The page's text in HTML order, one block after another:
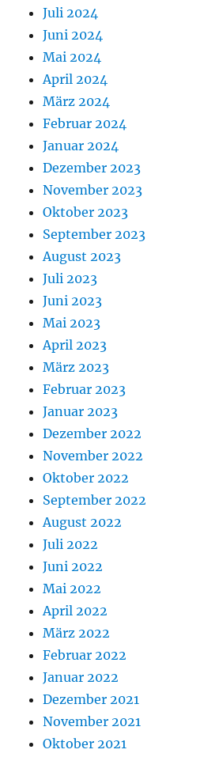
Juli 2024
Juni 2024
Mai 2024
April 2024
März 2024
Februar 2024
Januar 2024
Dezember 2023
November 2023
Oktober 2023
September 2023
August 2023
Juli 2023
Juni 2023
Mai 2023
April 2023
März 2023
Februar 2023
Januar 2023
Dezember 2022
November 2022
Oktober 2022
September 2022
August 2022
Juli 2022
Juni 2022
Mai 2022
April 2022
März 2022
Februar 2022
Januar 2022
Dezember 2021
November 2021
Oktober 2021